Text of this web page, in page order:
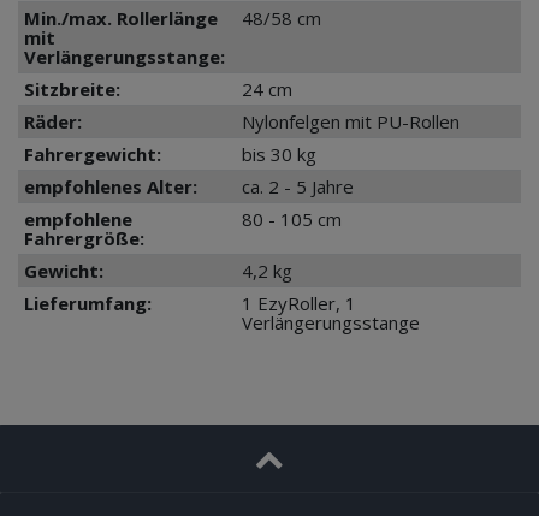
Min./max. Rollerlänge
mit
Verlängerungsstange:
48/58 cm
Sitzbreite:
24 cm
Räder:
Nylonfelgen mit PU-Rollen
Fahrergewicht:
bis 30 kg
empfohlenes Alter:
ca. 2 - 5 Jahre
empfohlene
Fahrergröße:
80 - 105 cm
Gewicht:
4,2 kg
Lieferumfang:
1 EzyRoller, 1
Verlängerungsstange